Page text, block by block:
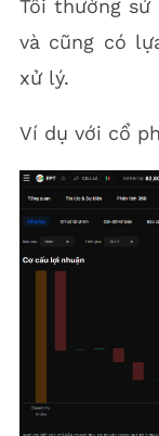
Tôi thường sử
và cũng có
xử lý.
Ví dụ với cổ